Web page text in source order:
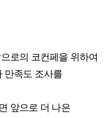
로의 코컨페을 위하여
만족도 조사를
앞으로 더 나은